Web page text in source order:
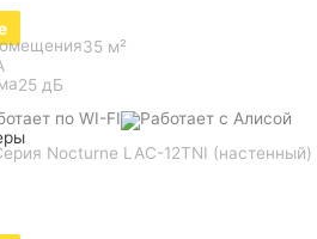
35 м²
25 дБ
Nocturne LAC-12TNI (настенный)